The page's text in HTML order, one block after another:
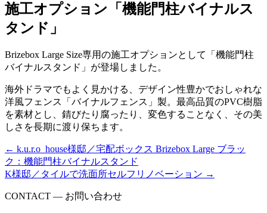
施工オプション「機能門柱バイナルス
タンド」
Brizebox Large Size専用の施工オプションとして「機能門柱
バイナルスタンド」が登場しました。
海外ドラマでもよく見かける、デザイン性豊かでおしゃれな
洋風フェンス「バイナルフェンス」製。最高品質のPVC樹脂
を素材とし、錆びたり腐ったり、変色することなく、その美
しさを長期に渡り保ちます。
← k.u.r.o_house様邸／宅配ボックス Brizebox Large ブラッ
ク：機能門柱バイナルスタンド
K様邸／タイルで洗面所セルフリノベーション →
CONTACT — お問い合わせ